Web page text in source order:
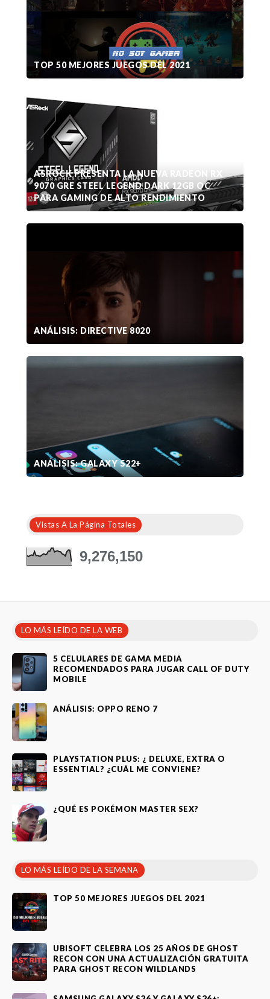
TOP 50 MEJORES JUEGOS DEL 2021
ASROCK PRESENTA LA NUEVA RADEON RX
9070 GRE STEEL LEGEND DARK 12GB OC
PARA GAMING DE ALTO RENDIMIENTO
ANÁLISIS: DIRECTIVE 8020
ANÁLISIS: GALAXY S22+
Vistas A La Página Totales
9,276,150
LO MÁS LEÍDO DE LA WEB
5 CELULARES DE GAMA MEDIA
RECOMENDADOS PARA JUGAR CALL OF DUTY
MOBILE
ANÁLISIS: OPPO RENO 7
PLAYSTATION PLUS: ¿ DELUXE, EXTRA O
ESSENTIAL? ¿CUÁL ME CONVIENE?
¿QUÉ ES POKÉMON MASTER SEX?
LO MÁS LEÍDO DE LA SEMANA
TOP 50 MEJORES JUEGOS DEL 2021
UBISOFT CELEBRA LOS 25 AÑOS DE GHOST
RECON CON UNA ACTUALIZACIÓN GRATUITA
PARA GHOST RECON WILDLANDS